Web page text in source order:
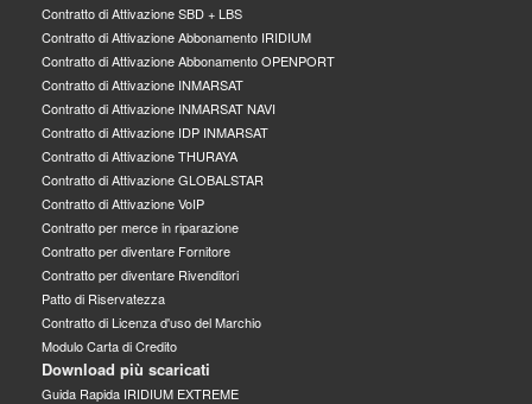
Contratto di Attivazione SBD + LBS
Contratto di Attivazione Abbonamento IRIDIUM
Contratto di Attivazione Abbonamento OPENPORT
Contratto di Attivazione INMARSAT
Contratto di Attivazione INMARSAT NAVI
Contratto di Attivazione IDP INMARSAT
Contratto di Attivazione THURAYA
Contratto di Attivazione GLOBALSTAR
Contratto di Attivazione VoIP
Contratto per merce in riparazione
Contratto per diventare Fornitore
Contratto per diventare Rivenditori
Patto di Riservatezza
Contratto di Licenza d'uso del Marchio
Modulo Carta di Credito
Download più scaricati
Guida Rapida IRIDIUM EXTREME